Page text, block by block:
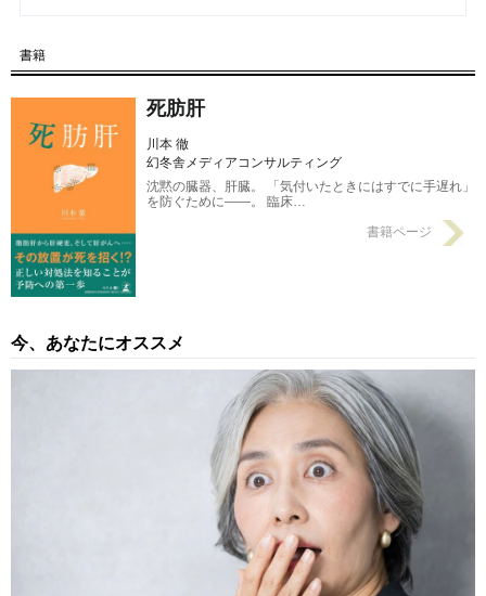
【第22回】 お酒だけじゃない！「脂肪肝」に“直結”しやすい食べ
書籍
死肪肝
川本 徹
幻冬舎メディアコンサルティング
沈黙の臓器、肝臓。 「気付いたときにはすでに手遅れ」
を防ぐために――。 臨床…
書籍ページ
今、あなたにオススメ